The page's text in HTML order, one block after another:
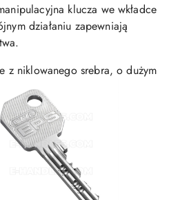
klucza we wkładce
działaniu zapewniają
z niklowanego srebra, o dużym